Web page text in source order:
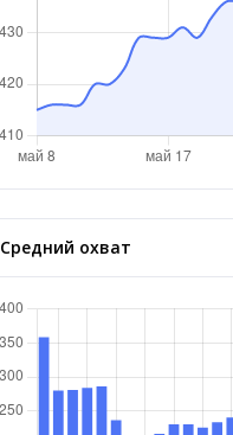
Средний охват